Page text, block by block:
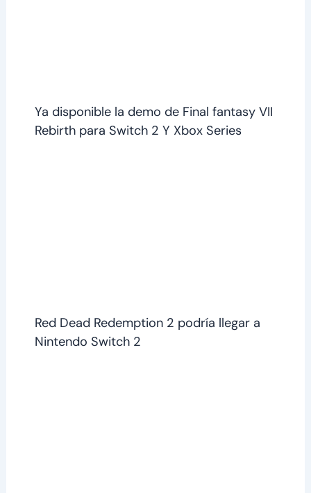
Ya disponible la demo de Final fantasy VII
Rebirth para Switch 2 Y Xbox Series
Red Dead Redemption 2 podría llegar a
Nintendo Switch 2